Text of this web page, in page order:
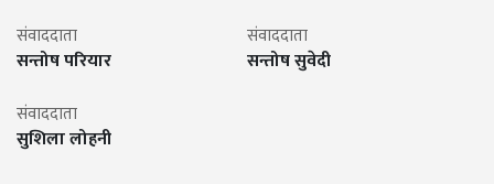
संवाददाता
सन्तोष परियार
संवाददाता
सन्तोष सुवेदी
संवाददाता
सुशिला लोहनी